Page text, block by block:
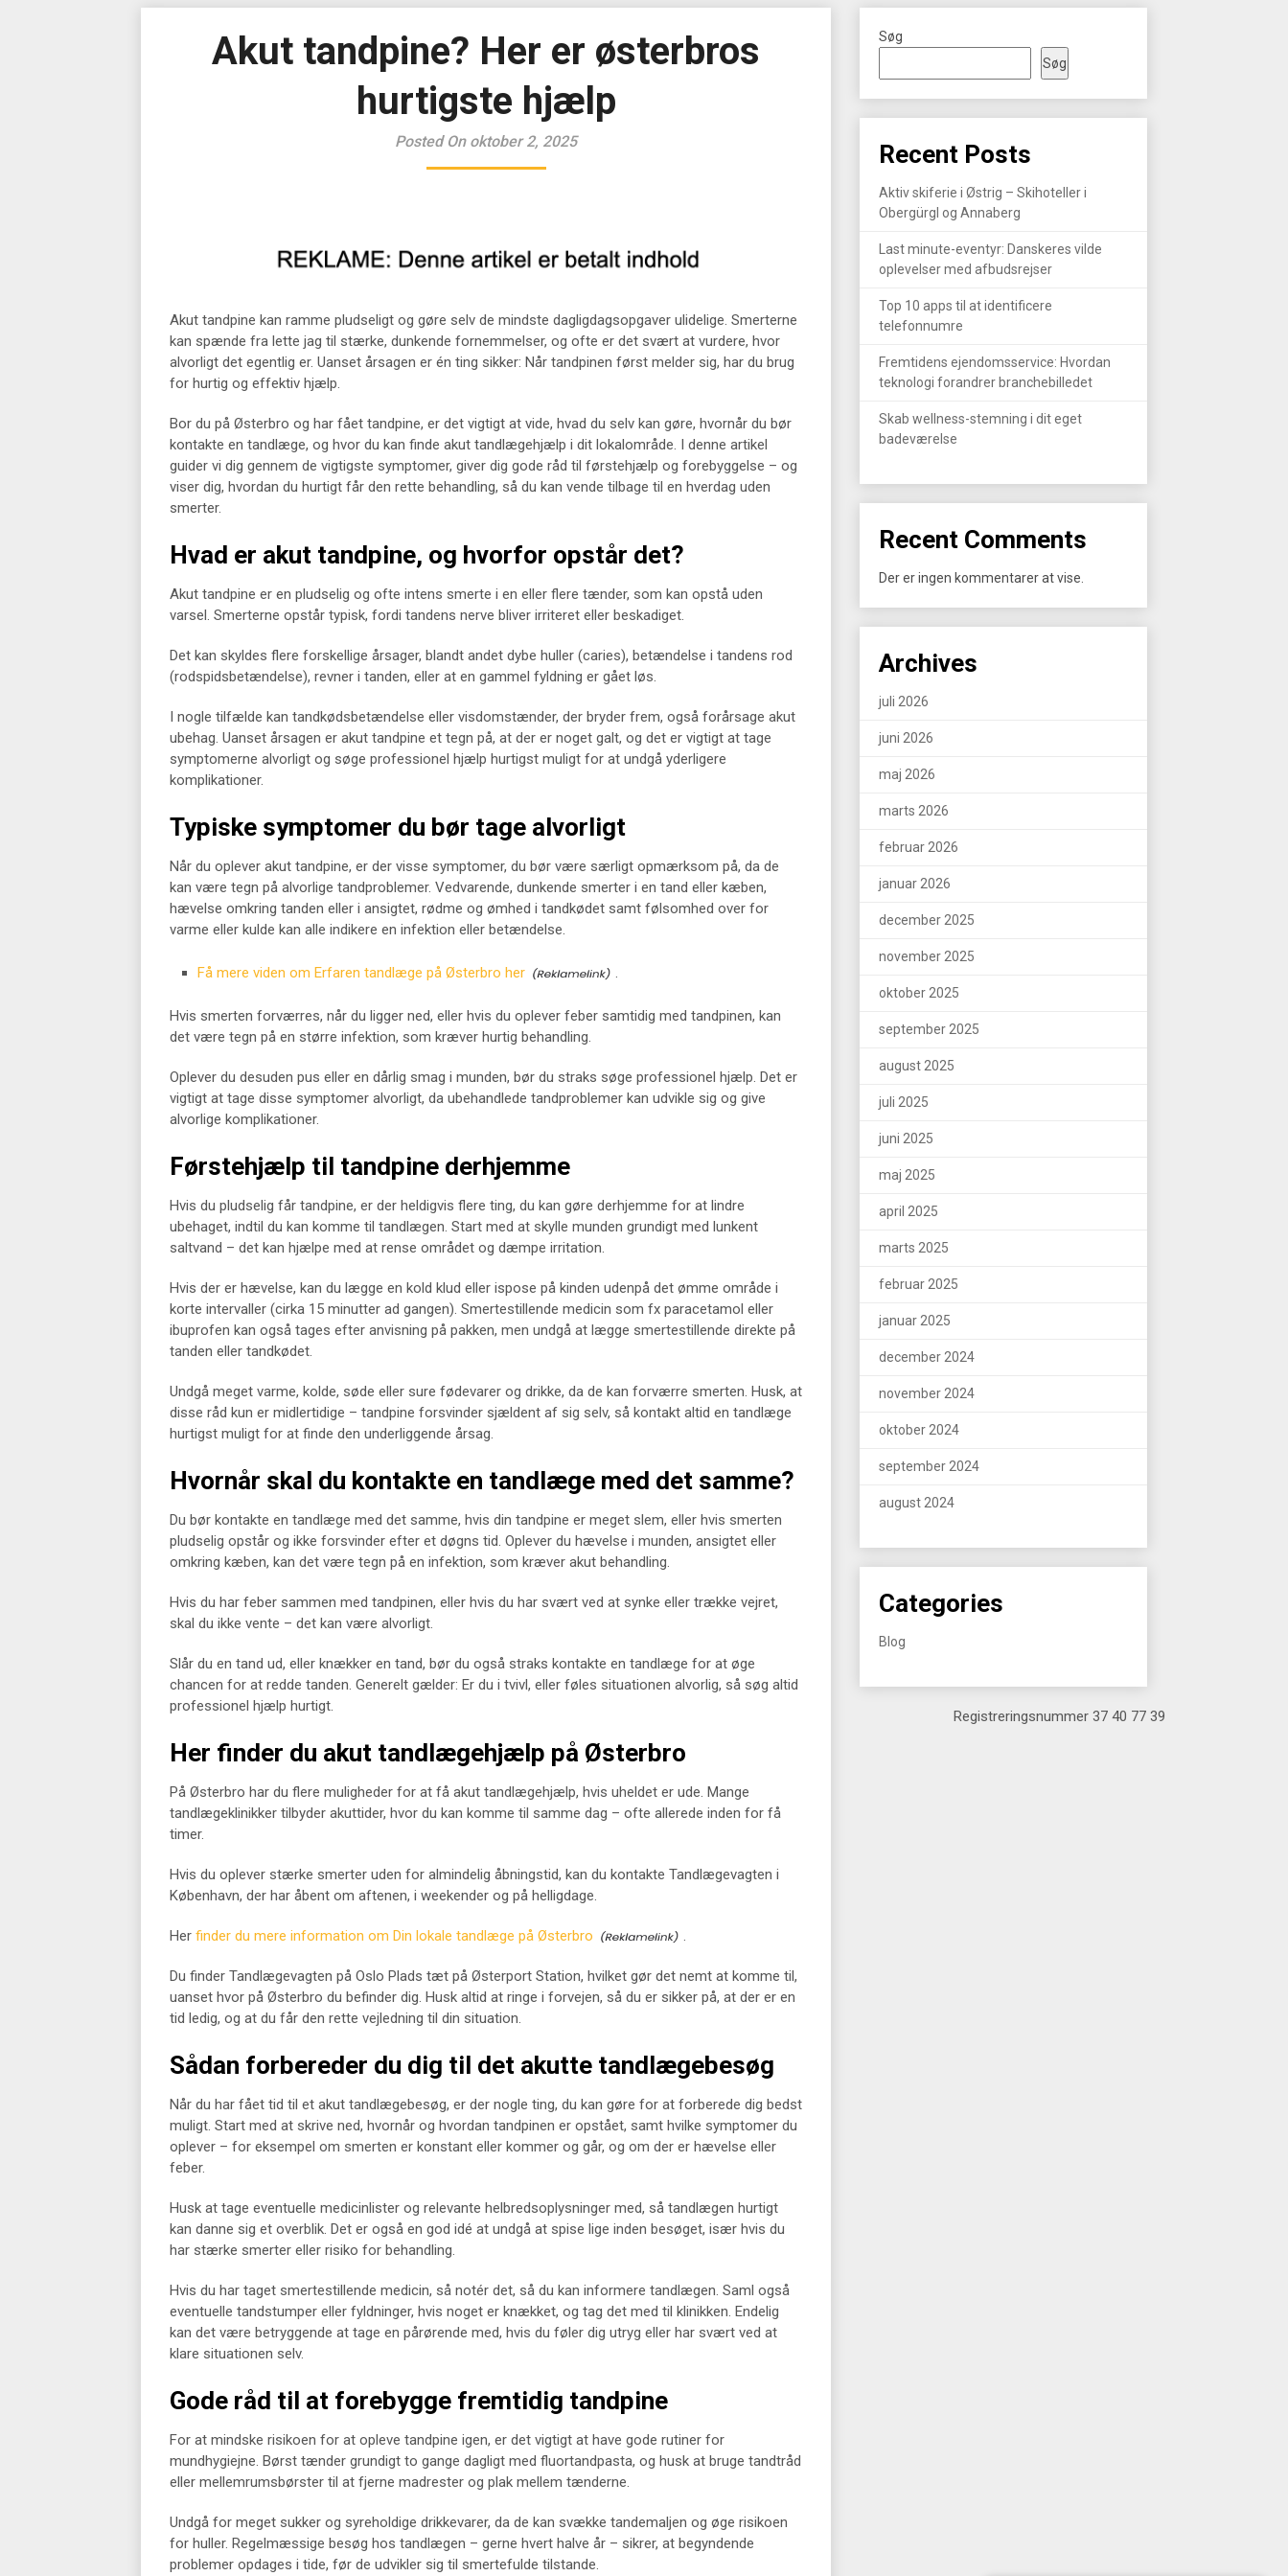
Akut tandpine? Her er østerbros
hurtigste hjælp
Posted On oktober 2, 2025
Akut tandpine kan ramme pludseligt og gøre selv de mindste dagligdagsopgaver ulidelige. Smerterne
kan spænde fra lette jag til stærke, dunkende fornemmelser, og ofte er det svært at vurdere, hvor
alvorligt det egentlig er. Uanset årsagen er én ting sikker: Når tandpinen først melder sig, har du brug
for hurtig og effektiv hjælp.
Bor du på Østerbro og har fået tandpine, er det vigtigt at vide, hvad du selv kan gøre, hvornår du bør
kontakte en tandlæge, og hvor du kan finde akut tandlægehjælp i dit lokalområde. I denne artikel
guider vi dig gennem de vigtigste symptomer, giver dig gode råd til førstehjælp og forebyggelse – og
viser dig, hvordan du hurtigt får den rette behandling, så du kan vende tilbage til en hverdag uden
smerter.
Hvad er akut tandpine, og hvorfor opstår det?
Akut tandpine er en pludselig og ofte intens smerte i en eller flere tænder, som kan opstå uden
varsel. Smerterne opstår typisk, fordi tandens nerve bliver irriteret eller beskadiget.
Det kan skyldes flere forskellige årsager, blandt andet dybe huller (caries), betændelse i tandens rod
(rodspidsbetændelse), revner i tanden, eller at en gammel fyldning er gået løs.
I nogle tilfælde kan tandkødsbetændelse eller visdomstænder, der bryder frem, også forårsage akut
ubehag. Uanset årsagen er akut tandpine et tegn på, at der er noget galt, og det er vigtigt at tage
symptomerne alvorligt og søge professionel hjælp hurtigst muligt for at undgå yderligere
komplikationer.
Typiske symptomer du bør tage alvorligt
Når du oplever akut tandpine, er der visse symptomer, du bør være særligt opmærksom på, da de
kan være tegn på alvorlige tandproblemer. Vedvarende, dunkende smerter i en tand eller kæben,
hævelse omkring tanden eller i ansigtet, rødme og ømhed i tandkødet samt følsomhed over for
varme eller kulde kan alle indikere en infektion eller betændelse.
Få mere viden om Erfaren tandlæge på Østerbro her
Hvis smerten forværres, når du ligger ned, eller hvis du oplever feber samtidig med tandpinen, kan
det være tegn på en større infektion, som kræver hurtig behandling.
Oplever du desuden pus eller en dårlig smag i munden, bør du straks søge professionel hjælp. Det er
vigtigt at tage disse symptomer alvorligt, da ubehandlede tandproblemer kan udvikle sig og give
alvorlige komplikationer.
Førstehjælp til tandpine derhjemme
Hvis du pludselig får tandpine, er der heldigvis flere ting, du kan gøre derhjemme for at lindre
ubehaget, indtil du kan komme til tandlægen. Start med at skylle munden grundigt med lunkent
saltvand – det kan hjælpe med at rense området og dæmpe irritation.
Hvis der er hævelse, kan du lægge en kold klud eller ispose på kinden udenpå det ømme område i
korte intervaller (cirka 15 minutter ad gangen). Smertestillende medicin som fx paracetamol eller
ibuprofen kan også tages efter anvisning på pakken, men undgå at lægge smertestillende direkte på
tanden eller tandkødet.
Undgå meget varme, kolde, søde eller sure fødevarer og drikke, da de kan forværre smerten. Husk, at
disse råd kun er midlertidige – tandpine forsvinder sjældent af sig selv, så kontakt altid en tandlæge
hurtigst muligt for at finde den underliggende årsag.
Hvornår skal du kontakte en tandlæge med det samme?
Du bør kontakte en tandlæge med det samme, hvis din tandpine er meget slem, eller hvis smerten
pludselig opstår og ikke forsvinder efter et døgns tid. Oplever du hævelse i munden, ansigtet eller
omkring kæben, kan det være tegn på en infektion, som kræver akut behandling.
Hvis du har feber sammen med tandpinen, eller hvis du har svært ved at synke eller trække vejret,
skal du ikke vente – det kan være alvorligt.
Slår du en tand ud, eller knækker en tand, bør du også straks kontakte en tandlæge for at øge
chancen for at redde tanden. Generelt gælder: Er du i tvivl, eller føles situationen alvorlig, så søg altid
professionel hjælp hurtigt.
Her finder du akut tandlægehjælp på Østerbro
På Østerbro har du flere muligheder for at få akut tandlægehjælp, hvis uheldet er ude. Mange
tandlægeklinikker tilbyder akuttider, hvor du kan komme til samme dag – ofte allerede inden for få
timer.
Hvis du oplever stærke smerter uden for almindelig åbningstid, kan du kontakte Tandlægevagten i
København, der har åbent om aftenen, i weekender og på helligdage.
Her finder du mere information om Din lokale tandlæge på Østerbro .
Du finder Tandlægevagten på Oslo Plads tæt på Østerport Station, hvilket gør det nemt at komme til,
uanset hvor på Østerbro du befinder dig. Husk altid at ringe i forvejen, så du er sikker på, at der er en
tid ledig, og at du får den rette vejledning til din situation.
Sådan forbereder du dig til det akutte tandlægebesøg
Når du har fået tid til et akut tandlægebesøg, er der nogle ting, du kan gøre for at forberede dig bedst
muligt. Start med at skrive ned, hvornår og hvordan tandpinen er opstået, samt hvilke symptomer du
oplever – for eksempel om smerten er konstant eller kommer og går, og om der er hævelse eller
feber.
Husk at tage eventuelle medicinlister og relevante helbredsoplysninger med, så tandlægen hurtigt
kan danne sig et overblik. Det er også en god idé at undgå at spise lige inden besøget, især hvis du
har stærke smerter eller risiko for behandling.
Hvis du har taget smertestillende medicin, så notér det, så du kan informere tandlægen. Saml også
eventuelle tandstumper eller fyldninger, hvis noget er knækket, og tag det med til klinikken. Endelig
kan det være betryggende at tage en pårørende med, hvis du føler dig utryg eller har svært ved at
klare situationen selv.
Gode råd til at forebygge fremtidig tandpine
For at mindske risikoen for at opleve tandpine igen, er det vigtigt at have gode rutiner for
mundhygiejne. Børst tænder grundigt to gange dagligt med fluortandpasta, og husk at bruge tandtråd
eller mellemrumsbørster til at fjerne madrester og plak mellem tænderne.
Undgå for meget sukker og syreholdige drikkevarer, da de kan svække tandemaljen og øge risikoen
for huller. Regelmæssige besøg hos tandlægen – gerne hvert halve år – sikrer, at begyndende
problemer opdages i tide, før de udvikler sig til smertefulde tilstande.
Søg
Søg
Recent Posts
Aktiv skiferie i Østrig – Skihoteller i
Obergürgl og Annaberg
Last minute-eventyr: Danskeres vilde
oplevelser med afbudsrejser
Top 10 apps til at identificere
telefonnumre
Fremtidens ejendomsservice: Hvordan
teknologi forandrer branchebilledet
Skab wellness-stemning i dit eget
badeværelse
Recent Comments
Der er ingen kommentarer at vise.
Archives
juli 2026
juni 2026
maj 2026
marts 2026
februar 2026
januar 2026
december 2025
november 2025
oktober 2025
september 2025
august 2025
juli 2025
juni 2025
maj 2025
april 2025
marts 2025
februar 2025
januar 2025
december 2024
november 2024
oktober 2024
september 2024
august 2024
Categories
Blog
Registreringsnummer 37 40 77 39